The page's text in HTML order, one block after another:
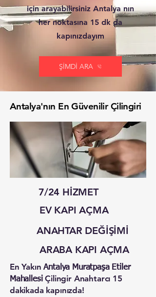
için arayabilirsiniz Antalya nın
her noktasına 15 dk da
kapınızdayım
ŞİMDİ ARA
Antalya'nın En Güvenilir Çilingiri
7/24 HİZMET
EV KAPI AÇMA
ANAHTAR DEĞİŞİMİ
ARABA KAPI AÇMA
En YakınAntalya Muratpaşa Etiler
MahallesiÇilingir Anahtarcı 15
dakikada kapınızda!